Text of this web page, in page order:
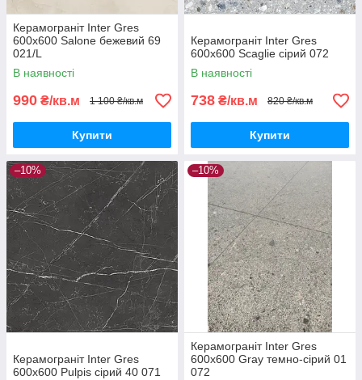
Керамограніт Inter Gres
600x600 Salone бежевий 69
021/L
В наявності
990 ₴/кв.м 1 100 ₴/кв.м
Купити
Керамограніт Inter Gres
600x600 Scaglie сірий 072
В наявності
738 ₴/кв.м 820 ₴/кв.м
Купити
–10%
Керамограніт Inter Gres
600x600 Pulpis сірий 40 071
–10%
Керамограніт Inter Gres
600x600 Gray темно-сірий 01
072